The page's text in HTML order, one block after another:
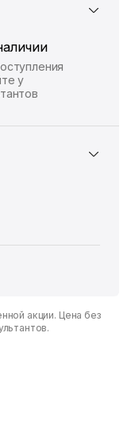
у
акции. Цена без